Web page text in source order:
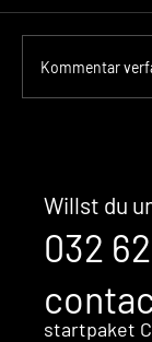
bevor
Kommentar
Willst du
032
startpaket